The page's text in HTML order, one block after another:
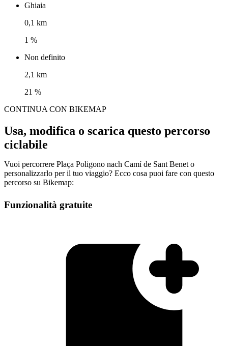
Ghiaia
0,1 km
1 %
Non definito
2,1 km
21 %
CONTINUA CON BIKEMAP
Usa, modifica o scarica questo percorso
ciclabile
Vuoi percorrere Plaça Poligono nach Camí de Sant Benet o
personalizzarlo per il tuo viaggio? Ecco cosa puoi fare con questo
percorso su Bikemap:
Funzionalità gratuite